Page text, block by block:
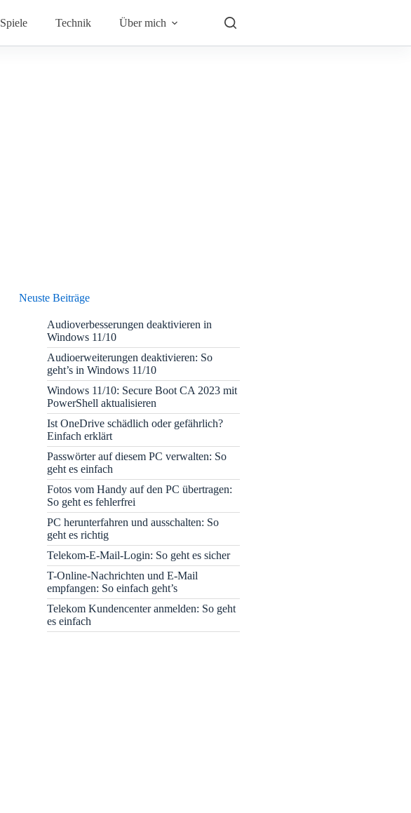
Spiele Technik Über mich
Neuste Beiträge
Audioverbesserungen deaktivieren in
Windows 11/10
Audioerweiterungen deaktivieren: So
geht’s in Windows 11/10
Windows 11/10: Secure Boot CA 2023 mit
PowerShell aktualisieren
Ist OneDrive schädlich oder gefährlich?
Einfach erklärt
Passwörter auf diesem PC verwalten: So
geht es einfach
Fotos vom Handy auf den PC übertragen:
So geht es fehlerfrei
PC herunterfahren und ausschalten: So
geht es richtig
Telekom-E-Mail-Login: So geht es sicher
T-Online-Nachrichten und E-Mail
empfangen: So einfach geht’s
Telekom Kundencenter anmelden: So geht
es einfach